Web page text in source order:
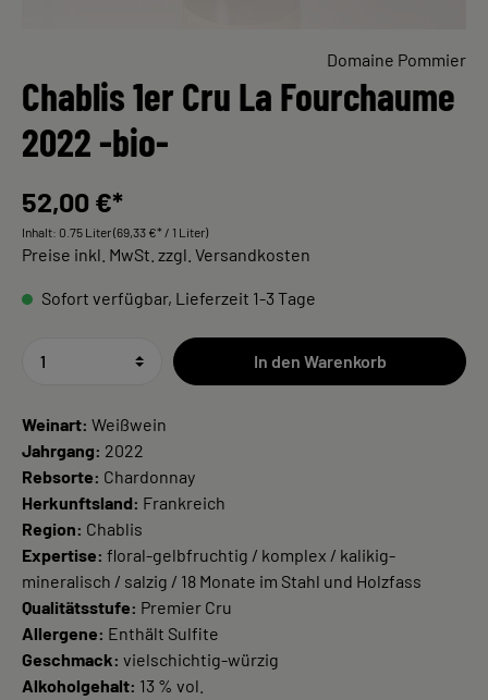
Domaine Pommier
Chablis 1er Cru La Fourchaume
2022 -bio-
52,00 €*
Inhalt: 0.75 Liter(69,33 €* / 1 Liter)
Preise inkl. MwSt. zzgl. Versandkosten
Sofort verfügbar, Lieferzeit 1-3 Tage
In den Warenkorb
Weinart: Weißwein
Jahrgang: 2022
Rebsorte: Chardonnay
Herkunftsland: Frankreich
Region: Chablis
Expertise: floral-gelbfruchtig / komplex / kalikig-
mineralisch / salzig / 18 Monate im Stahl und Holzfass
Qualitätsstufe: Premier Cru
Allergene: Enthält Sulfite
Geschmack: vielschichtig-würzig
Alkoholgehalt: 13 % vol.